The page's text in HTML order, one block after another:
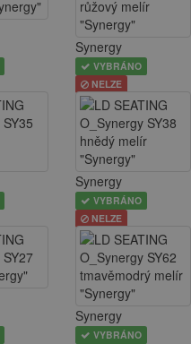
Synergy
VYBRÁNO
NELZE
Synergy
VYBRÁNO
NELZE
Synergy
VYBRÁNO